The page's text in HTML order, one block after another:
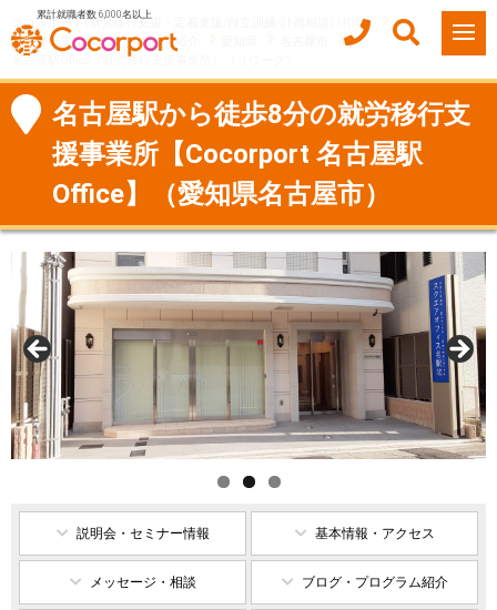
累計就職者数 6,000名以上
ココルポート(就労移行支援・定着支援/自立訓練/計画相談) HOME
就労移行支援事業所（Office）紹介
名古屋駅Office（就労移行支援事業所）（リワーク）
名古屋駅から徒歩8分の就労移行支
援事業所【Cocorport 名古屋駅
Office】（愛知県名古屋市）
説明会・セミナー情報 基本情報・アクセス
メッセージ・相談 ブログ・プログラム紹介